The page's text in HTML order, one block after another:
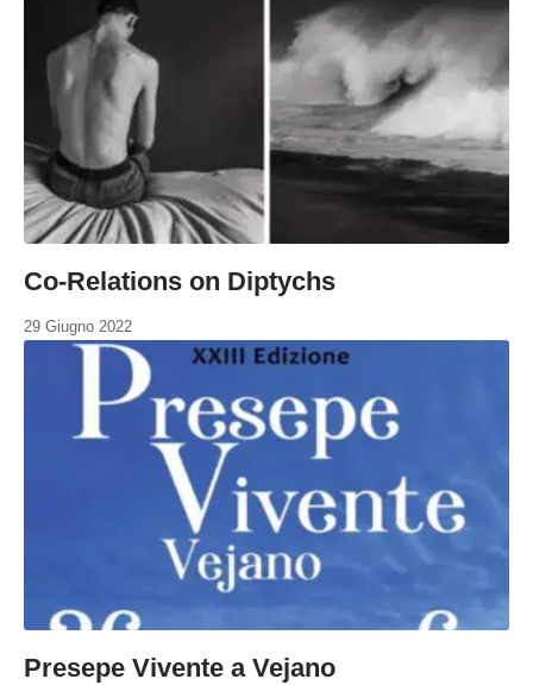
Co-Relations on Diptychs
29 Giugno 2022
Presepe Vivente a Vejano